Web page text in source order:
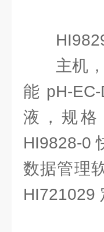
主机
能 pH-
液，规格
HI9828-0
数据管理
HI721029